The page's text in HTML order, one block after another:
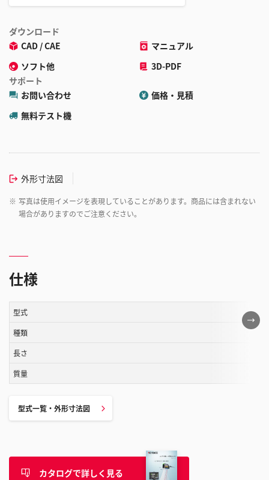
ダウンロード
CAD / CAE
マニュアル
ソフト他
3D-PDF
サポート
お問い合わせ
価格・見積
無料テスト機
外形寸法図
※ 写真は使用イメージを表現していることがあります。商品には含まれない
場合がありますのでご注意ください。
仕様
こ
の
型式
種類
長さ
質量
型式一覧・外形寸法図
カタログで詳しく見る